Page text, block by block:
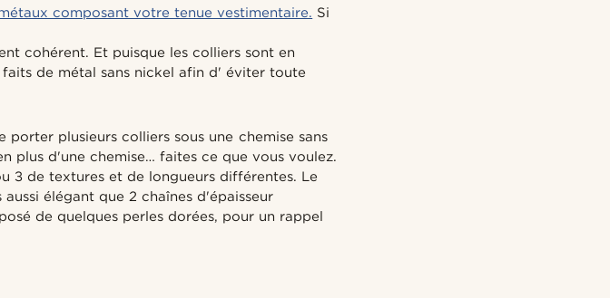
composant votre tenue vestimentaire. Si
cohérent. Et puisque les colliers sont en
de métal sans nickel afin d' éviter toute
plusieurs colliers sous une chemise sans
plus d'une chemise… faites ce que vous voulez.
3 de textures et de longueurs différentes. Le
élégant que 2 chaînes d'épaisseur
de quelques perles dorées, pour un rappel